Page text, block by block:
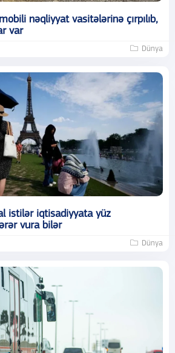
nəqliyyat vasitələrinə çırpılıb,
var
Dünya
istilər iqtisadiyyata yüz
vura bilər
Dünya